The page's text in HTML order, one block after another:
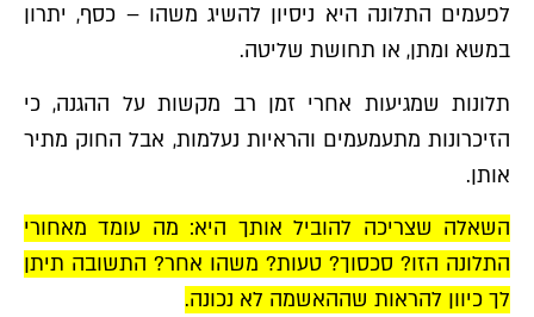
לפעמים התלונה היא ניסיון להשיג משהו – כסף, יתרון
במשא ומתן, או תחושת שליטה.
תלונות שמגיעות אחרי זמן רב מקשות על ההגנה, כי
הזיכרונות מתעמעמים והראיות נעלמות, אבל החוק מתיר
אותן.
השאלה שצריכה להוביל אותך היא: מה עומד מאחורי
התלונה הזו? סכסוך? טעות? משהו אחר? התשובה תיתן
לך כיוון להראות שההאשמה לא נכונה.